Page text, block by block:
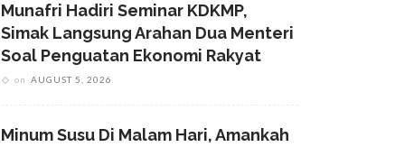
Munafri Hadiri Seminar KDKMP,
Simak Langsung Arahan Dua Menteri
Soal Penguatan Ekonomi Rakyat
on AUGUST 5, 2026
Minum Susu Di Malam Hari, Amankah